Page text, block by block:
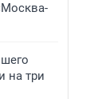
на три